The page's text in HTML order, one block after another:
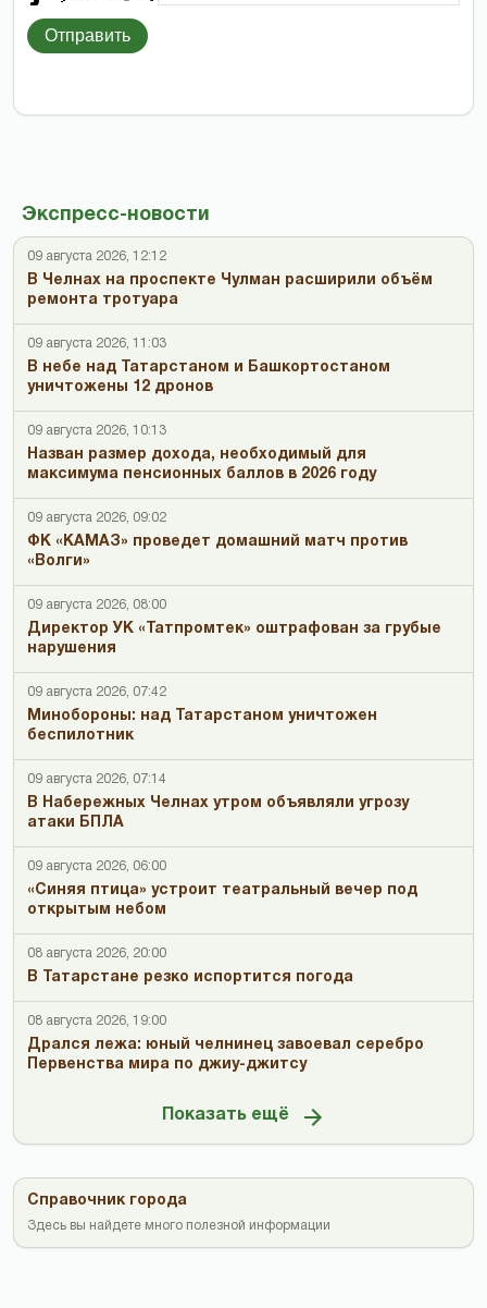
Экспресс-новости
09 августа 2026, 12:12
В Челнах на проспекте Чулман расширили объём
ремонта тротуара
09 августа 2026, 11:03
В небе над Татарстаном и Башкортостаном
уничтожены 12 дронов
09 августа 2026, 10:13
Назван размер дохода, необходимый для
максимума пенсионных баллов в 2026 году
09 августа 2026, 09:02
ФК «КАМАЗ» проведет домашний матч против
«Волги»
09 августа 2026, 08:00
Директор УК «Татпромтек» оштрафован за грубые
нарушения
09 августа 2026, 07:42
Минобороны: над Татарстаном уничтожен
беспилотник
09 августа 2026, 07:14
В Набережных Челнах утром объявляли угрозу
атаки БПЛА
09 августа 2026, 06:00
«Синяя птица» устроит театральный вечер под
открытым небом
08 августа 2026, 20:00
В Татарстане резко испортится погода
08 августа 2026, 19:00
Дрался лежа: юный челнинец завоевал серебро
Первенства мира по джиу-джитсу
Показать ещё
Справочник города
Здесь вы найдете много полезной информации
Отправить